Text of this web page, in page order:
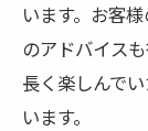
います。お客
のアドバイス
長く楽しんで
います。